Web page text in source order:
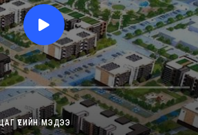
ҮЕИЙН МЭДЭЭ